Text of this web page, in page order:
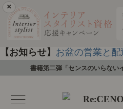
×
【お知らせ】 お盆の営業と
書籍第二弾「センスのいらない
toggle
navigation